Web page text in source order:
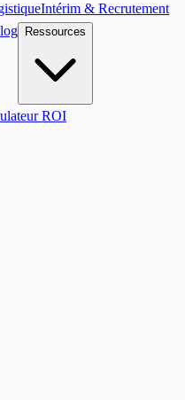
Intérim & Recrutement
Ressources
ROI